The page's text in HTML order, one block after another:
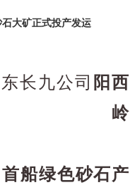
大矿正式投产发运
长九公司 阳西
岭
船绿色砂石产